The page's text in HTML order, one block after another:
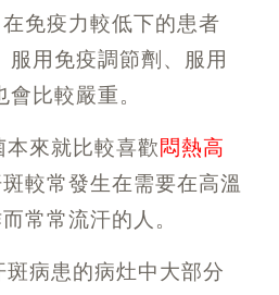
免疫力較低下的患者
服用免疫調節劑、服用
會比較嚴重。
本來就比較喜歡悶熱高
較常發生在需要在高溫
常常流汗的人。
斑病患的病灶中大部分